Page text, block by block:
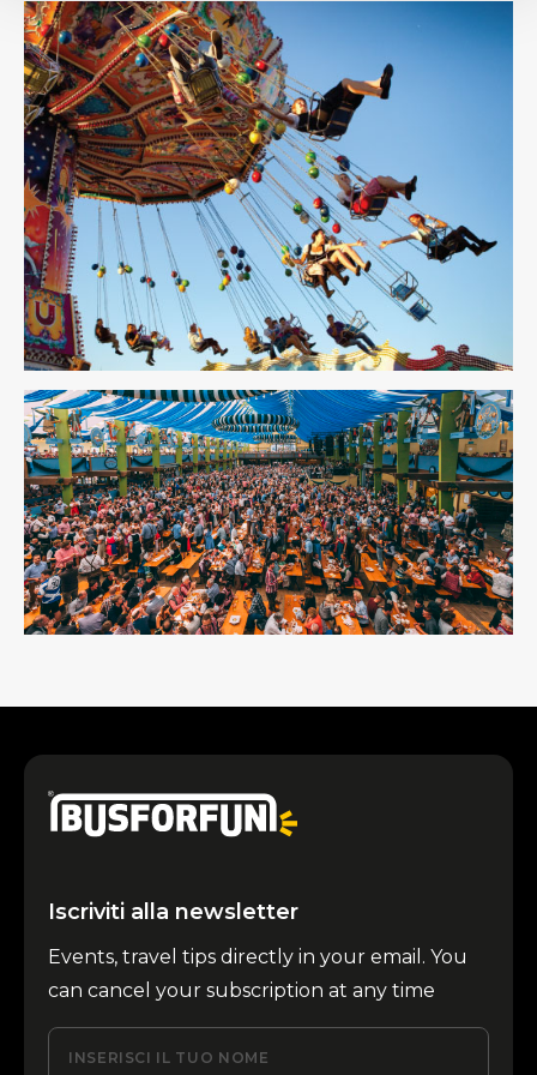
Iscriviti alla newsletter
Events, travel tips directly in your email. You
can cancel your subscription at any time
INSERISCI IL TUO NOME